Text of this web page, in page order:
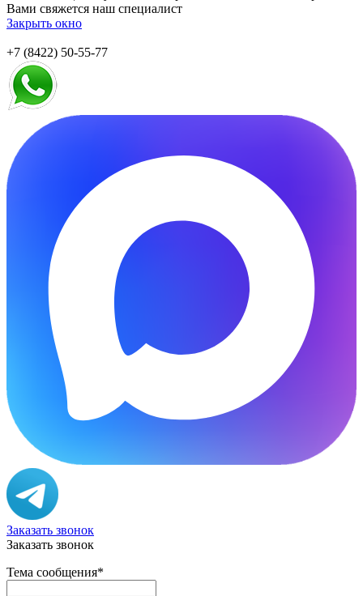
Вами свяжется наш специалист
Закрыть окно
+7 (8422) 50-55-77
Заказать звонок
Заказать звонок
Тема сообщения*